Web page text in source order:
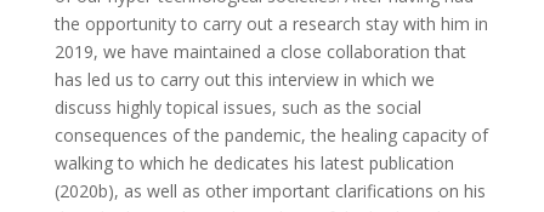
the opportunity to carry out a research stay with him in
2019, we have maintained a close collaboration that
has led us to carry out this interview in which we
discuss highly topical issues, such as the social
consequences of the pandemic, the healing capacity of
walking to which he dedicates his latest publication
(2020b), as well as other important clarifications on his